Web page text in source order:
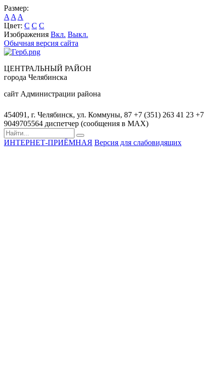
Размер:
A A A
Цвет: C C C
Изображения Вкл. Выкл.
Обычная версия сайта
ЦЕНТРАЛЬНЫЙ РАЙОН
города Челябинска
сайт Администрации района
454091, г. Челябинск, ул. Коммуны, 87 +7 (351) 263 41 23 +7
9049705564 диспетчер (сообщения в MAX)
ИНТЕРНЕТ-ПРИЁМНАЯ Версия для слабовидящих